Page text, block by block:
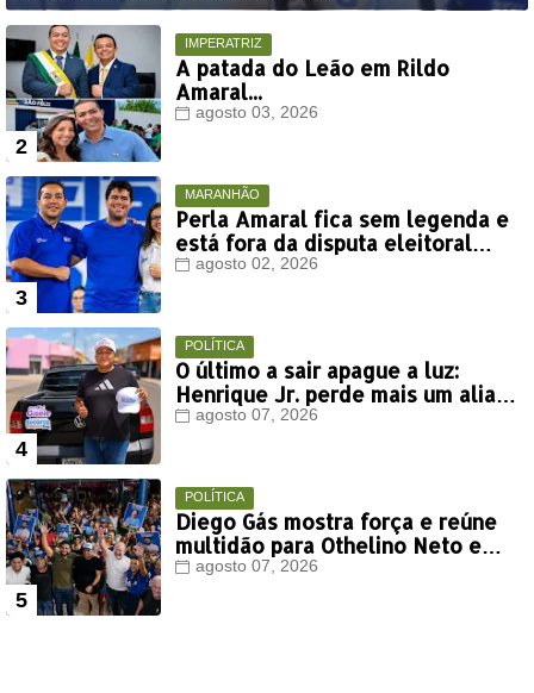
IMPERATRIZ
A patada do Leão em Rildo
Amaral...
agosto 03, 2026
MARANHÃO
Perla Amaral fica sem legenda e
está fora da disputa eleitoral
deste ano
agosto 02, 2026
POLÍTICA
O último a sair apague a luz:
Henrique Jr. perde mais um aliado
em Timon
agosto 07, 2026
POLÍTICA
Diego Gás mostra força e reúne
multidão para Othelino Neto e
Marcos Miranda Jr. em Timon
agosto 07, 2026